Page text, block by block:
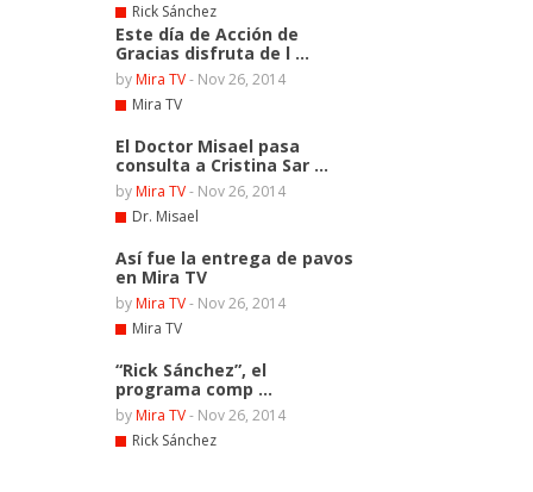
Rick Sánchez
Este día de Acción de
Gracias disfruta de l ...
byMira TV- Nov 26, 2014
Mira TV
El Doctor Misael pasa
consulta a Cristina Sar ...
byMira TV- Nov 26, 2014
Dr. Misael
Así fue la entrega de pavos
en Mira TV
byMira TV- Nov 26, 2014
Mira TV
“Rick Sánchez”, el
programa comp ...
byMira TV- Nov 26, 2014
Rick Sánchez